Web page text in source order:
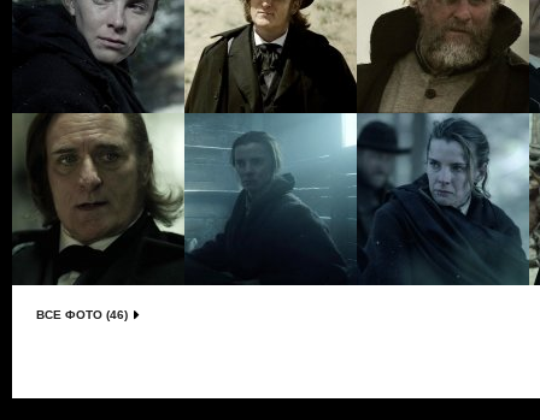
ВСЕ ФОТО (46)